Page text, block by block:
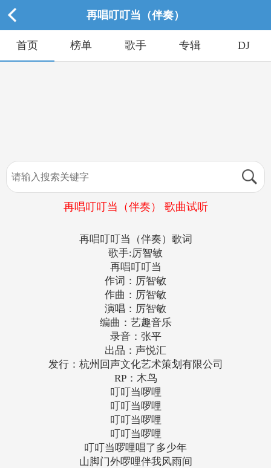
再唱叮叮当（伴奏）
首页 榜单 歌手 专辑 DJ
再唱叮叮当（伴奏） 歌曲试听
再唱叮叮当（伴奏）歌词
歌手:厉智敏
再唱叮叮当
作词：厉智敏
作曲：厉智敏
演唱：厉智敏
编曲：艺趣音乐
录音：张平
出品：声悦汇
发行：杭州回声文化艺术策划有限公司
RP：木鸟
叮叮当啰哩
叮叮当啰哩
叮叮当啰哩
叮叮当啰哩
叮叮当啰哩唱了多少年
山脚门外啰哩伴我风雨间